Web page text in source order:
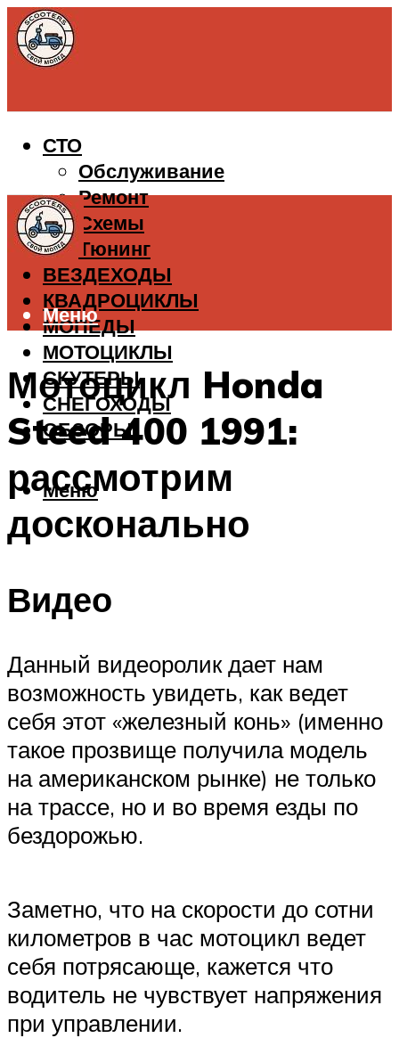
СТО
Обслуживание
Ремонт
Схемы
Тюнинг
ВЕЗДЕХОДЫ
КВАДРОЦИКЛЫ
МОПЕДЫ
МОТОЦИКЛЫ
СКУТЕРЫ
СНЕГОХОДЫ
ОБЗОРЫ
Меню
Меню
Мотоцикл Honda
Steed 400 1991:
рассмотрим
досконально
Видео
Данный видеоролик дает нам
возможность увидеть, как ведет
себя этот «железный конь» (именно
такое прозвище получила модель
на американском рынке) не только
на трассе, но и во время езды по
бездорожью.
Заметно, что на скорости до сотни
километров в час мотоцикл ведет
себя потрясающе, кажется что
водитель не чувствует напряжения
при управлении.